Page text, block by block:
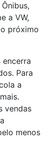
a VW,
próximo
encerra
Para
a
vendas
menos